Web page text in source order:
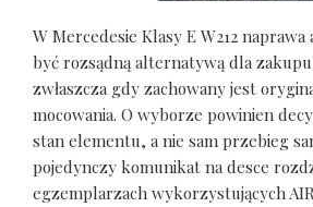
W Mercedesie Klasy E W212
być rozsądną alternatywą dla
zwłaszcza gdy zachowany jest
mocowania. O wyborze powinien
stan elementu, a nie sam przebieg
pojedynczy komunikat na desce
egzemplarzach wykorzystujących